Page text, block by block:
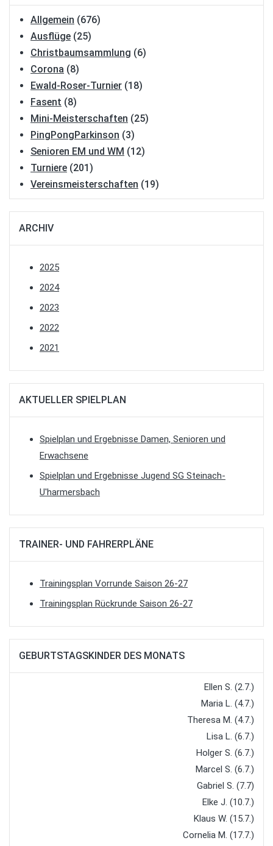
Allgemein (676)
Ausflüge (25)
Christbaumsammlung (6)
Corona (8)
Ewald-Roser-Turnier (18)
Fasent (8)
Mini-Meisterschaften (25)
PingPongParkinson (3)
Senioren EM und WM (12)
Turniere (201)
Vereinsmeisterschaften (19)
ARCHIV
2025
2024
2023
2022
2021
AKTUELLER SPIELPLAN
Spielplan und Ergebnisse Damen, Senioren und
Erwachsene
Spielplan und Ergebnisse Jugend SG Steinach-
U'harmersbach
TRAINER- UND FAHRERPLÄNE
Trainingsplan Vorrunde Saison 26-27
Trainingsplan Rückrunde Saison 26-27
GEBURTSTAGSKINDER DES MONATS
Ellen S. (2.7.)
Maria L. (4.7.)
Theresa M. (4.7.)
Lisa L. (6.7.)
Holger S. (6.7.)
Marcel S. (6.7.)
Gabriel S. (7.7)
Elke J. (10.7.)
Klaus W. (15.7.)
Cornelia M. (17.7.)